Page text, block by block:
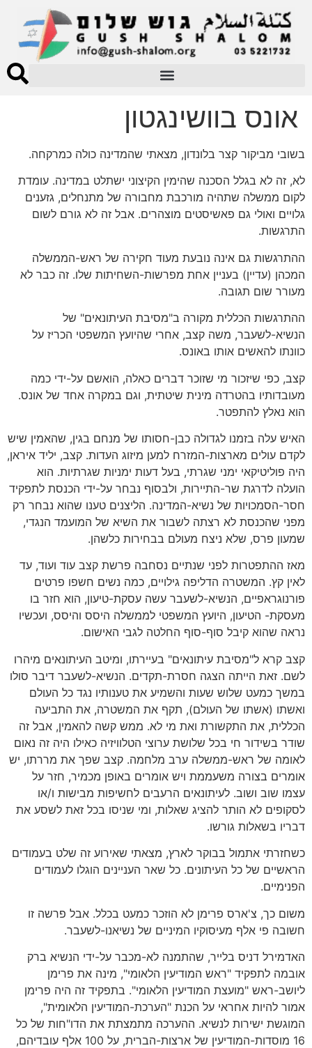
אונס בוושינגטון
בשובי מביקור קצר בלונדון, מצאתי שהמדינה כולה כמרקחה.
לא, זה לא בגלל הסכנה שהימין הקיצוני ישתלט במדינה. עומדת
לקום ממשלה שתהיה מורכבת מחבורה של מתנחלים, גזענים
גלויים ואולי גם פאשיסטים מוצהרים. אבל זה לא גורם לשום
התרגשות.
ההתרגשות גם אינה נובעת מעוד חקירה של ראש-הממשלה
המכהן (עדיין) בעניין אחת מפרשות-השחיתות שלו. זה כבר לא
מעורר שום תגובה.
ההתרגשות הכללית מקורה ב"מסיבת העיתונאים" של
הנשיא-לשעבר, משה קצב, אחרי שהיועץ המשפטי הכריז על
כוונתו להאשים אותו באונס.
קצב, כפי שיזכור מי שזוכר דברים כאלה, הואשם על-ידי כמה
מעובדותיו בהטרדה מינית שיטתית, וגם במקרה אחד של אונס.
הוא נאלץ להתפטר.
האיש עלה בזמנו לגדולה כבן-חסותו של מנחם בגין, שהאמין שיש
לקדם עולים מארצות-המזרח למען מיזוג העדות. קצב, יליד איראן,
היה פוליטיקאי ימני שגרתי, בעל דעות ימניות שגרתיות. הוא
הועלה לדרגת שר-התיירות, ולבסוף נבחר על-ידי הכנסת לתפקיד
חסר-הסמכויות של נשיא-המדינה. הליצנים טענו שהוא נבחר רק
מפני שהכנסת לא רצתה לשבור את השיא של המועמד הנגדי,
שמעון פרס, שלא ניצח מעולם בבחירות כלשהן.
מאז ההתפטרות לפני שנתיים נסחבה פרשת קצב עוד ועוד, עד
לאין קץ. המשטרה הדליפה גילויים, כמה נשים חשפו פרטים
פורנוגראפיים, הנשיא-לשעבר עשה עסקת-טיעון, הוא חזר בו
מעסקת- הטיעון, היועץ המשפטי לממשלה היסס והיסס, ועכשיו
נראה שהוא קיבל סוף-סוף החלטה לגבי האישום.
קצב קרא ל"מסיבת עיתונאים" בעיירתו, ומיטב העיתונאים מיהרו
לשם. זאת הייתה הצגה חסרת-תקדים. הנשיא-לשעבר דיבר סולו
במשך כמעט שלוש שעות והשמיע את טענותיו נגד כל העולם
ואשתו (אשתו של העולם), תקף את המשטרה, את התביעה
הכללית, את התקשורת ואת מי לא. ממש קשה להאמין, אבל זה
שודר בשידור חי בכל שלושת ערוצי הטלוויזיה כאילו היה זה נאום
לאומה של ראש-ממשלה ערב מלחמה. קצב שפך את מררתו, יש
אומרים בצורה משעממת ויש אומרים באופן מכמיר, חזר על
עצמו שוב ושוב. לעיתונאים הרעבים לחשיפות מבישות ו/או
לסקופים לא הותר להציג שאלות, ומי שניסו בכל זאת לשסע את
דבריו בשאלות גורשו.
כשחזרתי אתמול בבוקר לארץ, מצאתי שאירוע זה שלט בעמודים
הראשיים של כל העיתונים. כל שאר העניינים הוגלו לעמודים
הפנימיים.
משום כך, צ'ארס פרימן לא הוזכר כמעט בכלל. אבל פרשה זו
חשובה פי אלף מעיסוקיו המיניים של נשיאנו-לשעבר.
האדמירל דניס בלייר, שהתמנה לא-מכבר על-ידי הנשיא ברק
אובמה לתפקיד "ראש המודיעין הלאומי", מינה את פרימן
ליושב-ראש "מועצת המודיעין הלאומי". בתפקיד זה היה פרימן
אמור להיות אחראי על הכנת "הערכת-המודיעין הלאומית",
המוגשת ישירות לנשיא. ההערכה מתמצתת את הדו"חות של כל
16 מוסדות-המודיעין של ארצות-הברית, על 100 אלף עובדיהם,